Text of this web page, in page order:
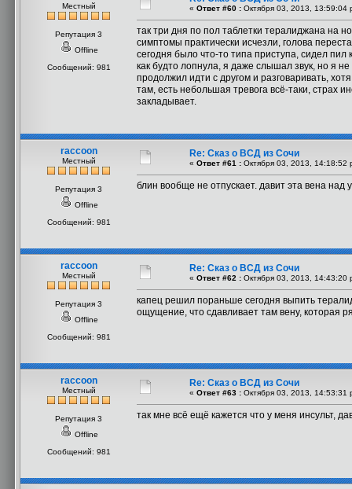
Местный
Репутация 3
Offline
Сообщений: 981
« Ответ #60 : Октября 03, 2013, 13:59:04
так три дня по пол таблетки тералиджана на
симптомы практически исчезли, голова
сегодня было что-то типа приступа, сидел
как будто лопнула, я даже слышал звук, но я
продолжил идти с другом и разговаривать,
там, есть небольшая тревога всё-таки, страх
закладывает.
raccoon
Местный
Репутация 3
Offline
Сообщений: 981
Re: Сказ о ВСД из Сочи
« Ответ #61 : Октября 03, 2013, 14:18:52
блин вообще не отпускает. давит эта вена над
raccoon
Местный
Репутация 3
Offline
Сообщений: 981
Re: Сказ о ВСД из Сочи
« Ответ #62 : Октября 03, 2013, 14:43:20
капец решил пораньше сегодня выпить
ощущение, что сдавливает там вену, которая
raccoon
Местный
Репутация 3
Offline
Сообщений: 981
Re: Сказ о ВСД из Сочи
« Ответ #63 : Октября 03, 2013, 14:53:31
так мне всё ещё кажется что у меня инсульт,